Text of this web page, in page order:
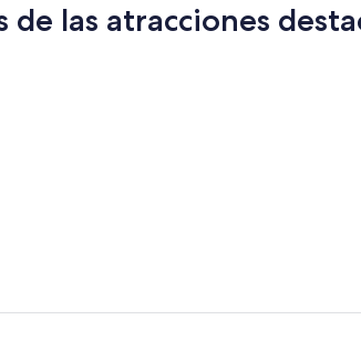
las atracciones